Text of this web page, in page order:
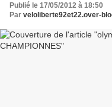
Publié le 17/05/2012 à 18:50
Par veloliberte92et22.over-